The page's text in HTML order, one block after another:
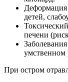
Деформация
детей,
печени
умственном
При остром